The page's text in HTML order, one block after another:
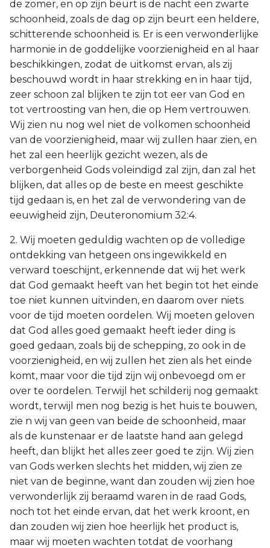
de zomer, en op zijn beurt is de nacht een zwarte
schoonheid, zoals de dag op zijn beurt een heldere,
schitterende schoonheid is. Er is een verwonderlijke
harmonie in de goddelijke voorzienigheid en al haar
beschikkingen, zodat de uitkomst ervan, als zij
beschouwd wordt in haar strekking en in haar tijd,
zeer schoon zal blijken te zijn tot eer van God en
tot vertroosting van hen, die op Hem vertrouwen.
Wij zien nu nog wel niet de volkomen schoonheid
van de voorzienigheid, maar wij zullen haar zien, en
het zal een heerlijk gezicht wezen, als de
verborgenheid Gods voleindigd zal zijn, dan zal het
blijken, dat alles op de beste en meest geschikte
tijd gedaan is, en het zal de verwondering van de
eeuwigheid zijn, Deuteronomium 32:4.
2. Wij moeten geduldig wachten op de volledige
ontdekking van hetgeen ons ingewikkeld en
verward toeschijnt, erkennende dat wij het werk
dat God gemaakt heeft van het begin tot het einde
toe niet kunnen uitvinden, en daarom over niets
voor de tijd moeten oordelen. Wij moeten geloven
dat God alles goed gemaakt heeft ieder ding is
goed gedaan, zoals bij de schepping, zo ook in de
voorzienigheid, en wij zullen het zien als het einde
komt, maar voor die tijd zijn wij onbevoegd om er
over te oordelen. Terwijl het schilderij nog gemaakt
wordt, terwijl men nog bezig is het huis te bouwen,
zie n wij van geen van beide de schoonheid, maar
als de kunstenaar er de laatste hand aan gelegd
heeft, dan blijkt het alles zeer goed te zijn. Wij zien
van Gods werken slechts het midden, wij zien ze
niet van de beginne, want dan zouden wij zien hoe
verwonderlijk zij beraamd waren in de raad Gods,
noch tot het einde ervan, dat het werk kroont, en
dan zouden wij zien hoe heerlijk het product is,
maar wij moeten wachten totdat de voorhang